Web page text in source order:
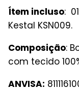
Ítem incluso:
Kestal KSN009.
Composição:
com tecido
ANVISA: